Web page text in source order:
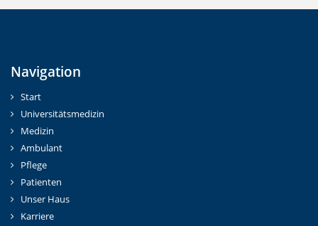
Navigation
Start
Universitätsmedizin
Medizin
Ambulant
Pflege
Patienten
Unser Haus
Karriere